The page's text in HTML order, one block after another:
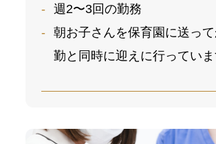
週2〜3回の勤務
朝お子さんを保育園に送っ
勤と同時に迎えに行ってい